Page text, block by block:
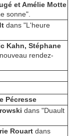
et Amélie Motte
sonne".
dans "L'heure
Kahn, Stéphane
rendez-
Pécresse
dans "Duault
Rouart dans